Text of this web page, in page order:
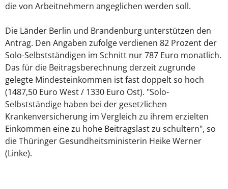
die von Arbeitnehmern angeglichen werden soll.
Die Länder Berlin und Brandenburg unterstützen den
Antrag. Den Angaben zufolge verdienen 82 Prozent der
Solo-Selbstständigen im Schnitt nur 787 Euro monatlich.
Das für die Beitragsberechnung derzeit zugrunde
gelegte Mindesteinkommen ist fast doppelt so hoch
(1487,50 Euro West / 1330 Euro Ost). "Solo-
Selbstständige haben bei der gesetzlichen
Krankenversicherung im Vergleich zu ihrem erzielten
Einkommen eine zu hohe Beitragslast zu schultern", so
die Thüringer Gesundheitsministerin Heike Werner
(Linke).